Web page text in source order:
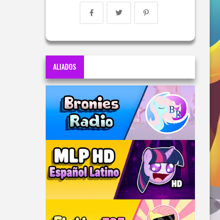
ALIADOS